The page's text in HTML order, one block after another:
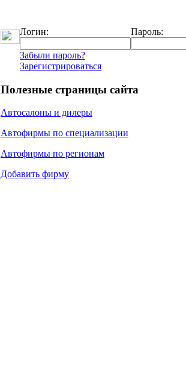
Логин: Пароль:
Забыли пароль?
Зарегистрироваться
Полезные страницы сайта
Автосалоны и дилеры
Автофирмы по специализации
Автофирмы по регионам
Добавить фирму